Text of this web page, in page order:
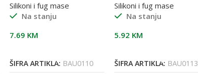
malter(Ratio 20)
Silikoni i fug mase
Na stanju
7.69 KM
ŠIFRA ARTIKLA: BAU0110
krečni malter
Silikoni i fug mase
Na stanju
5.92 KM
ŠIFRA ARTIKLA: BAU0113